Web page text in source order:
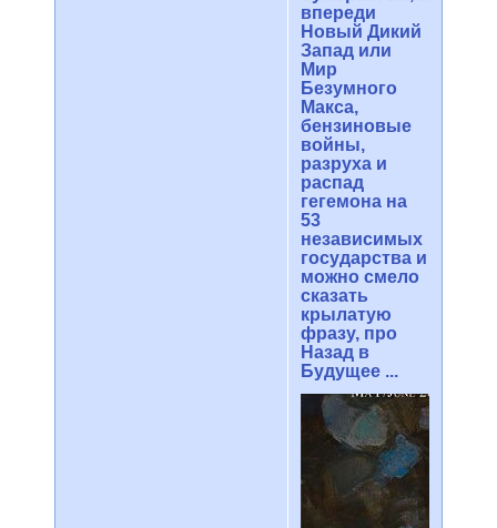
впереди
Новый Дикий
Запад или
Мир
Безумного
Макса,
бензиновые
войны,
разруха и
распад
гегемона на
53
независимых
государства и
можно смело
сказать
крылатую
фразу, про
Назад в
Будущее ...